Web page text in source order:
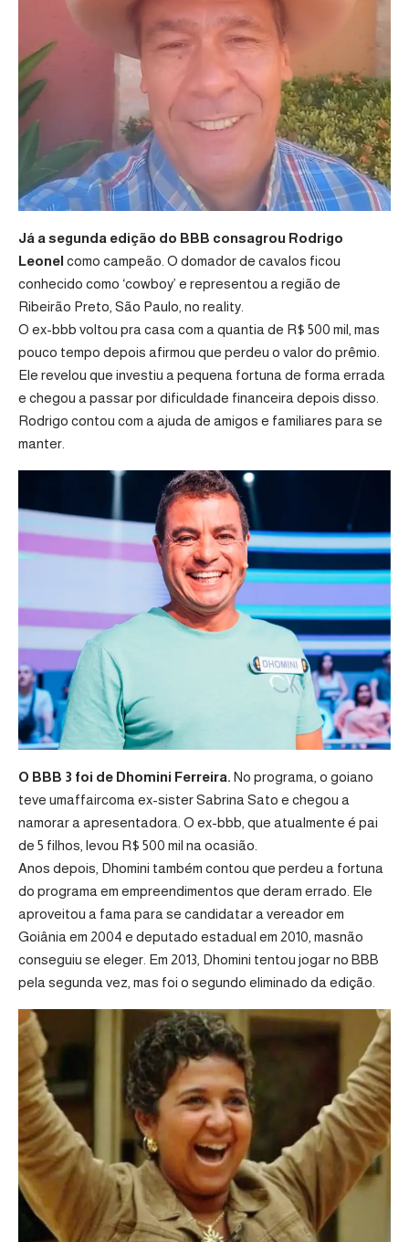
Já a segunda edição do BBB consagrou Rodrigo
Leonel como campeão. O domador de cavalos ficou
conhecido como ‘cowboy’ e representou a região de
Ribeirão Preto, São Paulo, no reality.
O ex-bbb voltou pra casa com a quantia de R$ 500 mil, mas
pouco tempo depois afirmou que perdeu o valor do prêmio.
Ele revelou que investiu a pequena fortuna de forma errada
e chegou a passar por dificuldade financeira depois disso.
Rodrigo contou com a ajuda de amigos e familiares para se
manter.
O BBB 3 foi de Dhomini Ferreira. No programa, o goiano
teve umaffaircoma ex-sister Sabrina Sato e chegou a
namorar a apresentadora. O ex-bbb, que atualmente é pai
de 5 filhos, levou R$ 500 mil na ocasião.
Anos depois, Dhomini também contou que perdeu a fortuna
do programa em empreendimentos que deram errado. Ele
aproveitou a fama para se candidatar a vereador em
Goiânia em 2004 e deputado estadual em 2010, masnão
conseguiu se eleger. Em 2013, Dhomini tentou jogar no BBB
pela segunda vez, mas foi o segundo eliminado da edição.